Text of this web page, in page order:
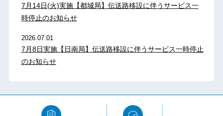
7月14日(火)実施【都城局】伝送路移設に伴うサービス一
時停止のお知らせ
2026.07.01
7月8日実施【日南局】伝送路移設に伴うサービス一時停止
のお知らせ